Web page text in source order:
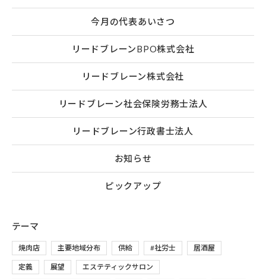
今月の代表あいさつ
リードブレーンBPO株式会社
リードブレーン株式会社
リードブレーン社会保険労務士法人
リードブレーン行政書士法人
お知らせ
ピックアップ
テーマ
焼肉店 主要地域分布 供給 #社労士 居酒屋
定義 展望 エステティックサロン